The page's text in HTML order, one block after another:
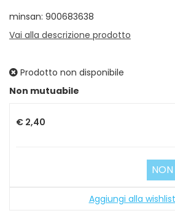
minsan: 900683638
Vai alla descrizione prodotto
Prodotto non disponibile
Non mutuabile
Prezzo
€ 2,40
Aggiungi alla wishlist